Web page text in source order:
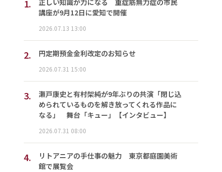
1.
正しい知識が力になる 重症筋無力症の市民
講座が9月12日に愛知で開催
2026.07.13 13:00
2. 円定期預金金利改定のお知らせ
2026.07.31 15:00
3.
瀬戸康史と有村架純が9年ぶりの共演「閉じ込
められているものを解き放ってくれる作品に
なる」 舞台「キュー」【インタビュー】
2026.07.31 08:00
4.
リトアニアの手仕事の魅力 東京都庭園美術
館で展覧会